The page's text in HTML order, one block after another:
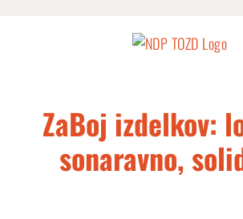
ZaBoj izdelkov:
sonaravno,